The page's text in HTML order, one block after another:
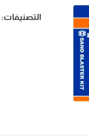
التصنيفات: